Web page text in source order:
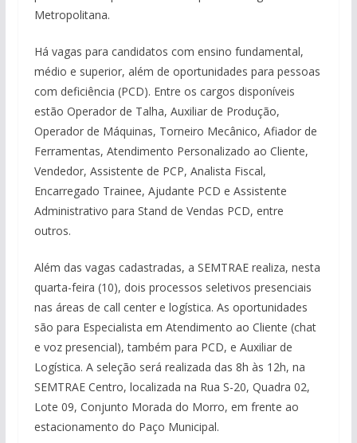
Metropolitana.
Há vagas para candidatos com ensino fundamental,
médio e superior, além de oportunidades para pessoas
com deficiência (PCD). Entre os cargos disponíveis
estão Operador de Talha, Auxiliar de Produção,
Operador de Máquinas, Torneiro Mecânico, Afiador de
Ferramentas, Atendimento Personalizado ao Cliente,
Vendedor, Assistente de PCP, Analista Fiscal,
Encarregado Trainee, Ajudante PCD e Assistente
Administrativo para Stand de Vendas PCD, entre
outros.
Além das vagas cadastradas, a SEMTRAE realiza, nesta
quarta-feira (10), dois processos seletivos presenciais
nas áreas de call center e logística. As oportunidades
são para Especialista em Atendimento ao Cliente (chat
e voz presencial), também para PCD, e Auxiliar de
Logística. A seleção será realizada das 8h às 12h, na
SEMTRAE Centro, localizada na Rua S-20, Quadra 02,
Lote 09, Conjunto Morada do Morro, em frente ao
estacionamento do Paço Municipal.